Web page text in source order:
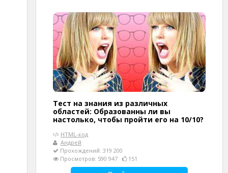
Тест на знания из различных
областей: Образованны ли вы
настолько, чтобы пройти его на 10/10?
HTML-код
Андрей
Прохождений: 319 200
Просмотров: 590 947
151